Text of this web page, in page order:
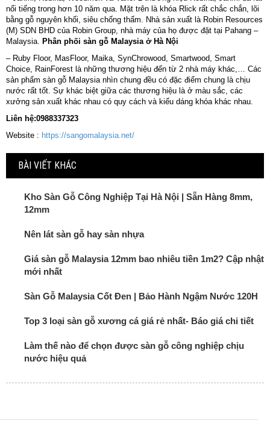
nổi tiếng trong hơn 10 năm qua. Mặt trên là khóa Rlick rất chắc chắn, lõi
bằng gỗ nguyên khối, siêu chống thấm. Nhà sản xuất là Robin Resources
(M) SDN BHD của Robin Group, nhà máy của họ được đặt tại Pahang –
Malaysia. Phân phối sàn gỗ Malaysia ở Hà Nội
– Ruby Floor, MasFloor, Maika, SynChrowood, Smartwood, Smart
Choice, RainForest là những thương hiệu đến từ 2 nhà máy khác,… Các
sản phẩm sàn gỗ Malaysia nhìn chung đều có đặc điểm chung là chịu
nước rất tốt. Sự khác biệt giữa các thương hiệu là ở màu sắc, các
xưởng sản xuất khác nhau có quy cách và kiểu dáng khóa khác nhau.
Liên hệ:0988337323
Website : https://sangomalaysia.net/
BÀI VIẾT KHÁC
Kho Sàn Gỗ Công Nghiệp Tại Hà Nội | Sẵn Hàng 8mm,
12mm
Nên lát sàn gỗ hay sàn nhựa
Giá sàn gỗ Malaysia 12mm bao nhiêu tiền 1m2? Cập nhật
mới nhất
Sàn Gỗ Malaysia Cốt Đen | Bảo Hành Ngậm Nước 120H
Top 3 loại sàn gỗ xương cá giá rẻ nhất- Báo giá chi tiết
Làm thế nào để chọn được sàn gỗ công nghiệp chịu
nước hiệu quả